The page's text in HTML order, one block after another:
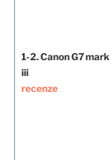
1-2. Canon G7 mark
iii
recenze